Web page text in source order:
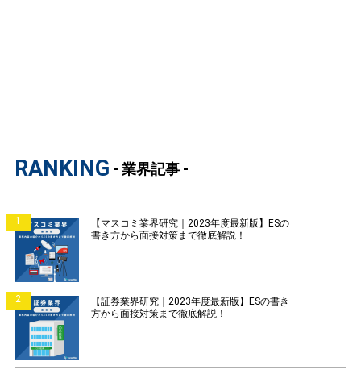
RANKING - 業界記事 -
1
【マスコミ業界研究｜2023年度最新版】ESの
書き方から面接対策まで徹底解説！
2
【証券業界研究｜2023年度最新版】ESの書き
方から面接対策まで徹底解説！